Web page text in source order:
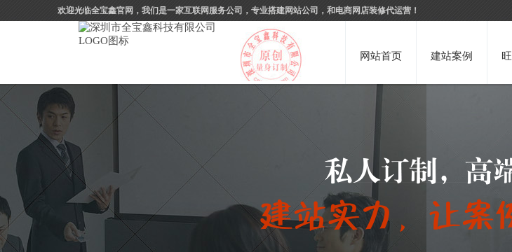
欢迎光临全宝鑫官网，我们是一家互联网服务公司，专业搭建网站公司，和电商网店装修代运营！
网站首页 建站案例